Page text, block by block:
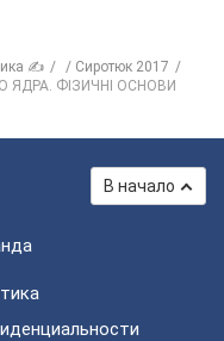
✍
Сиротюк 2017
ЯДРА. ФІЗИЧНІ ОСНОВИ
В начало